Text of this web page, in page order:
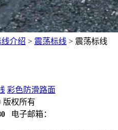
介绍 > 震荡标线 > 震荡标线
彩色防滑路面
版权所有
电子邮箱：